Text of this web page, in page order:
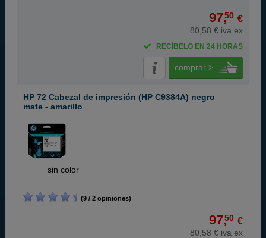
97,50 €
80,58 € iva ex
RECÍBELO EN 24 HORAS
comprar >
HP 72 Cabezal de impresión (HP C9384A) negro
mate - amarillo
sin color
(9 / 2 opiniones)
97,50 €
80,58 € iva ex